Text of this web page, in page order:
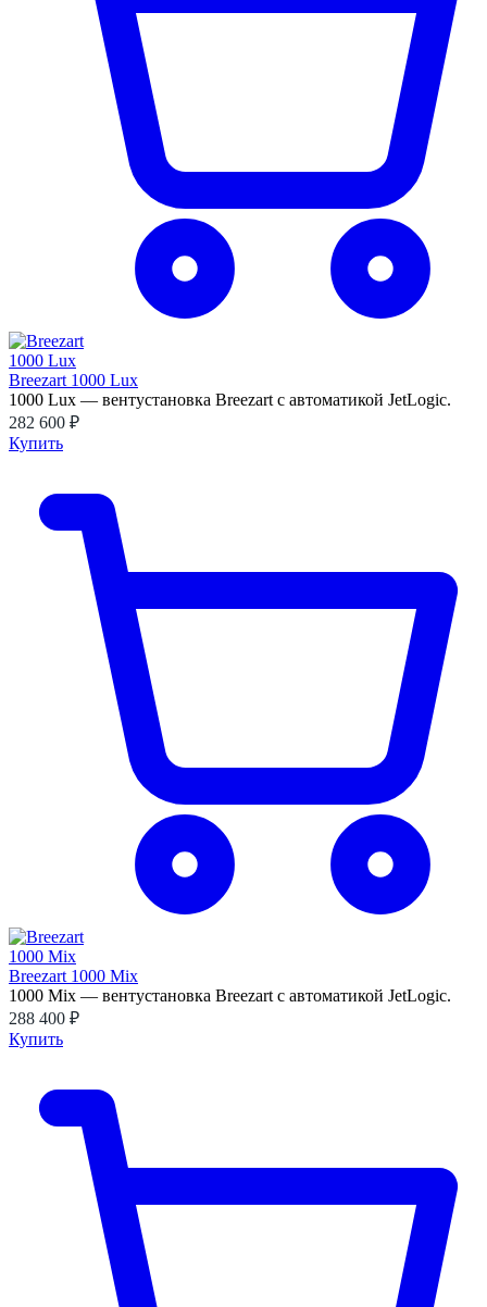
Breezart 1000 Lux
1000 Lux — вентустановка Breezart с автоматикой JetLogic.
282 600 ₽
Купить
Breezart 1000 Mix
1000 Mix — вентустановка Breezart с автоматикой JetLogic.
288 400 ₽
Купить